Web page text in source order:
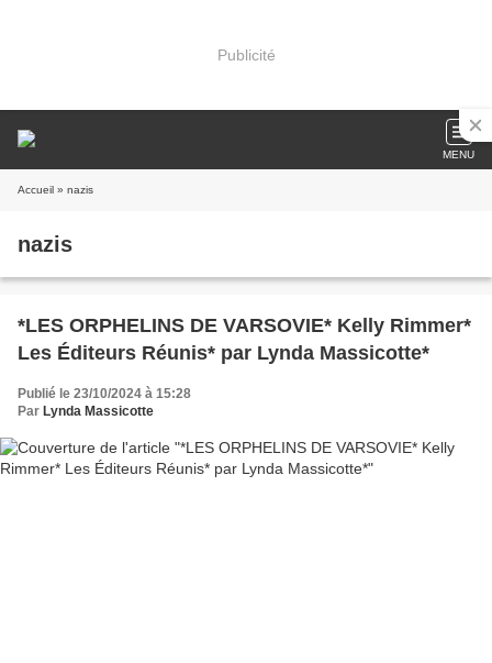
Publicité
MENU
Accueil » nazis
nazis
*LES ORPHELINS DE VARSOVIE* Kelly Rimmer*
Les Éditeurs Réunis* par Lynda Massicotte*
Publié le 23/10/2024 à 15:28
Par Lynda Massicotte